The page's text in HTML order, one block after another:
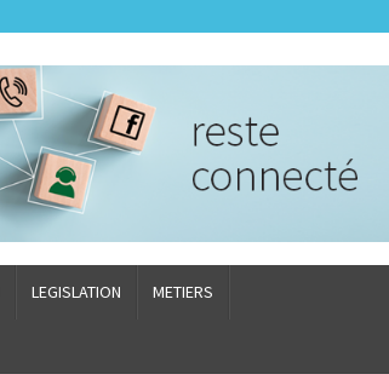
LEGISLATION METIERS